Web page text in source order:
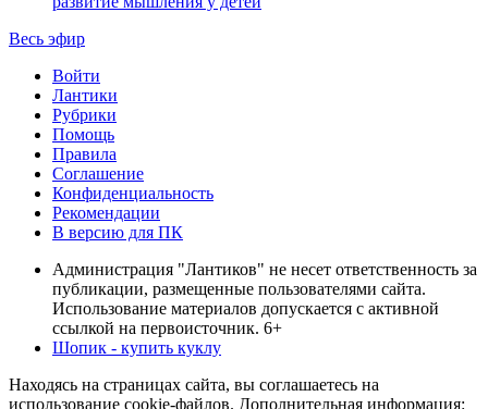
Весь эфир
Войти
Лантики
Рубрики
Помощь
Правила
Соглашение
Конфиденциальность
Рекомендации
В версию для ПК
Администрация "Лантиков" не несет ответственность за
публикации, размещенные пользователями сайта.
Использование материалов допускается с активной
ссылкой на первоисточник. 6+
Шопик - купить куклу
Находясь на страницах сайта, вы соглашаетесь на
использование cookie-файлов. Дополнительная информация: